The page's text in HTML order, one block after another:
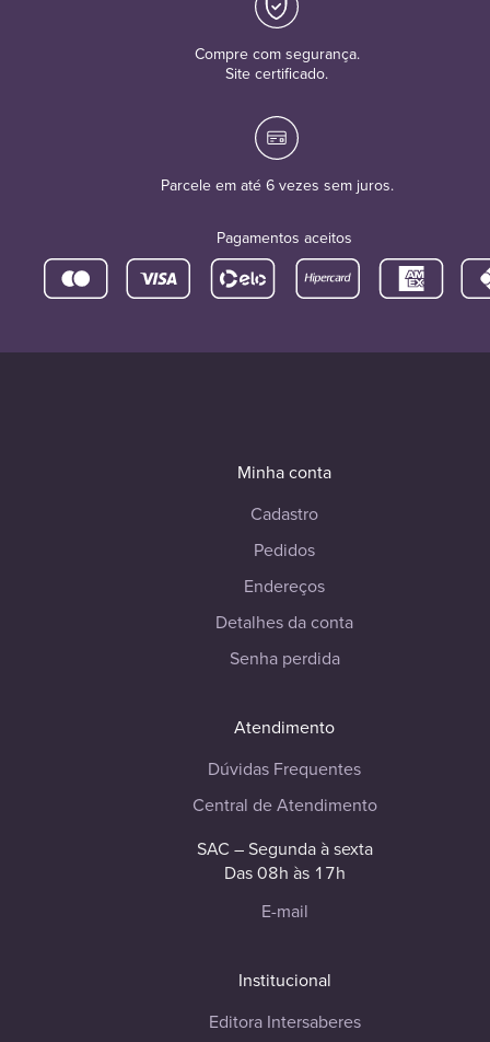
Compre com segurança.
Site certificado.
Parcele em até 6 vezes sem juros.
Pagamentos aceitos
Minha conta
Cadastro
Pedidos
Endereços
Detalhes da conta
Senha perdida
Atendimento
Dúvidas Frequentes
Central de Atendimento
SAC – Segunda à sexta
Das 08h às 17h
E-mail
Institucional
Editora Intersaberes